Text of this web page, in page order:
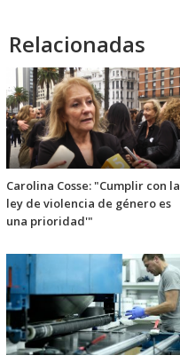
Relacionadas
Carolina Cosse: "Cumplir con la
ley de violencia de género es
una prioridad'"